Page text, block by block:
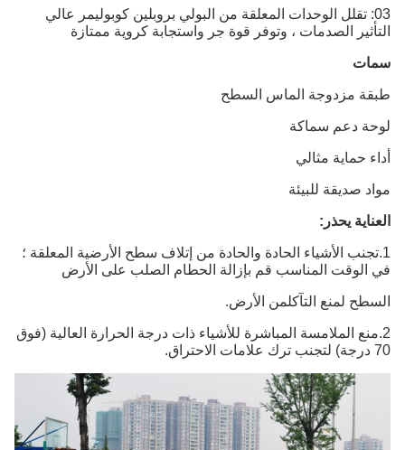
03: تقلل الوحدات المعلقة من البولي بروبلين كوبوليمر عالي
التأثير الصدمات ، وتوفر قوة جر واستجابة كروية ممتازة
سمات
طبقة مزدوجة الماس السطح
لوحة دعم سماكة
أداء حماية مثالي
مواد صديقة للبيئة
العناية يحذر:
1.تجنب الأشياء الحادة والحادة من إتلاف سطح الأرضية المعلقة ؛
في الوقت المناسب قم بإزالة الحطام الصلب على الأرض
السطح لمنع التآكلمن الأرض.
2.منع الملامسة المباشرة للأشياء ذات درجة الحرارة العالية (فوق
70 درجة) لتجنب ترك علامات الاحتراق.